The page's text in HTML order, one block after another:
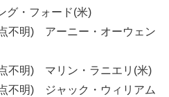
・フォード(米)
不明) アーニー・オーウェン
不明) マリン・ラニエリ(米)
不明) ジャック・ウィリアム